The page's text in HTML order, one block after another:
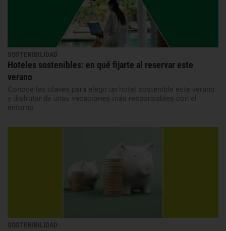
SOSTENIBILIDAD
Hoteles sostenibles: en qué fijarte al reservar este
verano
Conoce las claves para elegir un hotel sostenible este verano
y disfrutar de unas vacaciones más responsables con el
entorno
SOSTENIBILIDAD